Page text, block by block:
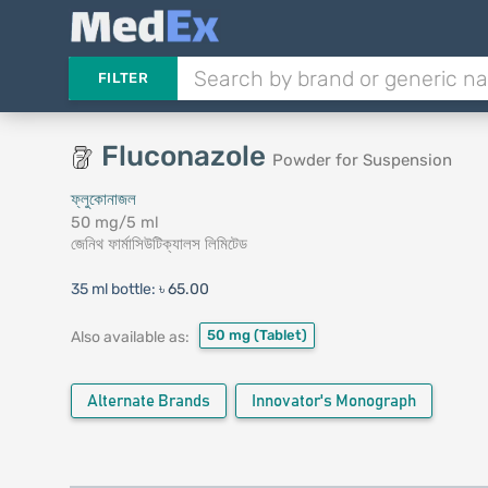
FILTER
Fluconazole Powder for Suspension
ফ্লুকোনাজল
50 mg/5 ml
জেনিথ ফার্মাসিউটিক্যালস লিমিটেড
35 ml bottle: ৳ 65.00
Also available as: 50 mg (Tablet)
Alternate Brands Innovator's Monograph